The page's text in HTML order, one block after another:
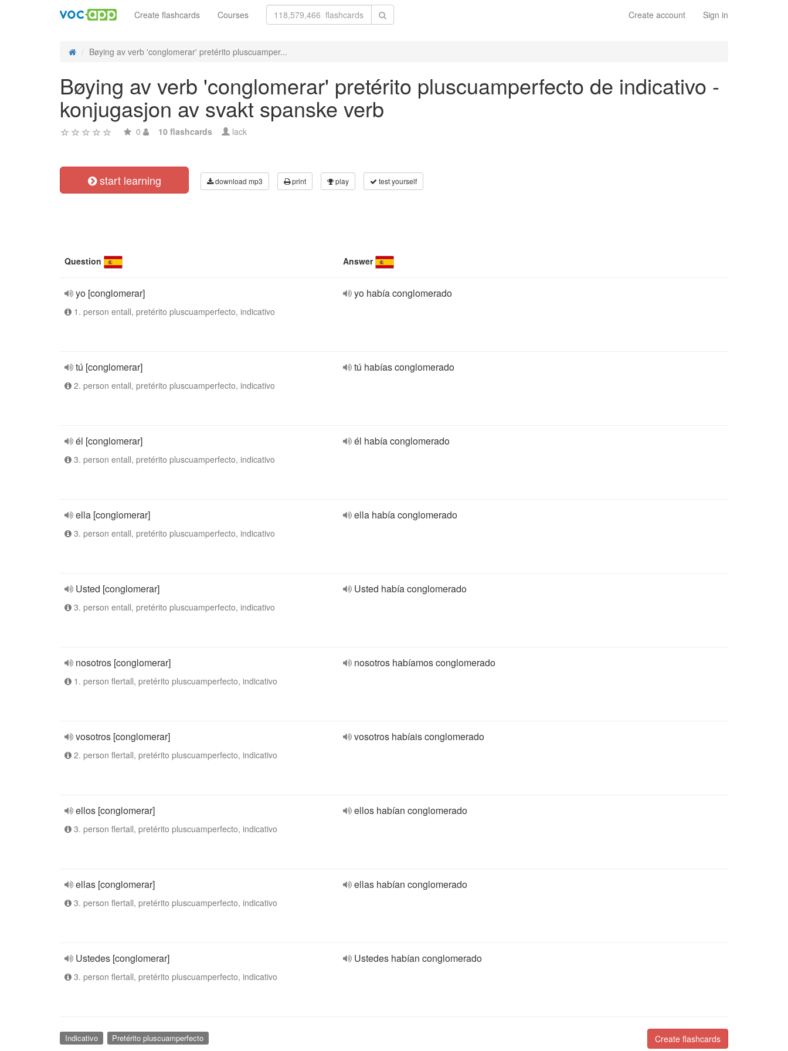
Create account Sign in
Create flashcards Courses
Bøying av verb 'conglomerar' pretérito pluscuamper...
Bøying av verb 'conglomerar' pretérito pluscuamperfecto de indicativo -
konjugasjon av svakt spanske verb
0 10 flashcards lack
start learning download mp3 print play test yourself
Question Answer
yo [conglomerar]
1. person entall, pretérito pluscuamperfecto, indicativo
yo había conglomerado
tú [conglomerar]
2. person entall, pretérito pluscuamperfecto, indicativo
tú habías conglomerado
él [conglomerar]
3. person entall, pretérito pluscuamperfecto, indicativo
él había conglomerado
ella [conglomerar]
3. person entall, pretérito pluscuamperfecto, indicativo
ella había conglomerado
Usted [conglomerar]
3. person entall, pretérito pluscuamperfecto, indicativo
Usted había conglomerado
nosotros [conglomerar]
1. person flertall, pretérito pluscuamperfecto, indicativo
nosotros habíamos conglomerado
vosotros [conglomerar]
2. person flertall, pretérito pluscuamperfecto, indicativo
vosotros habíais conglomerado
ellos [conglomerar]
3. person flertall, pretérito pluscuamperfecto, indicativo
ellos habían conglomerado
ellas [conglomerar]
3. person flertall, pretérito pluscuamperfecto, indicativo
ellas habían conglomerado
Ustedes [conglomerar]
3. person flertall, pretérito pluscuamperfecto, indicativo
Ustedes habían conglomerado
Create flashcards
Indicativo Pretérito pluscuamperfecto